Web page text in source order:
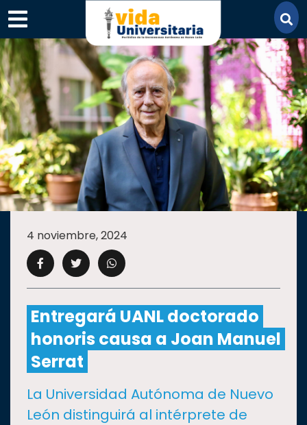
×
SECCIONES
ACADEMIA
CAMPUS UANL
CULTURA
DEPORTES
I+D+IEXPERTOS
4 noviembre, 2024
Entregará UANL doctorado
honoris causa a Joan Manuel
Serrat
La Universidad Autónoma de Nuevo
León distinguirá al intérprete de